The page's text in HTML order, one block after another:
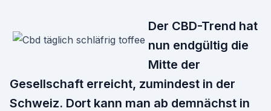
Der CBD-Trend hat
nun endgültig die
Mitte der
Gesellschaft erreicht, zumindest in der
Schweiz. Dort kann man ab demnächst in